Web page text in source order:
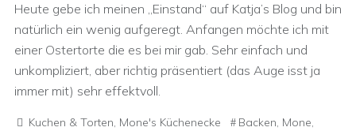
Heute gebe ich meinen „Einstand“ auf Katja’s Blog und bin
natürlich ein wenig aufgeregt. Anfangen möchte ich mit
einer Ostertorte die es bei mir gab. Sehr einfach und
unkompliziert, aber richtig präsentiert (das Auge isst ja
immer mit) sehr effektvoll.
Kuchen & Torten, Mone's Küchenecke Backen, Mone,